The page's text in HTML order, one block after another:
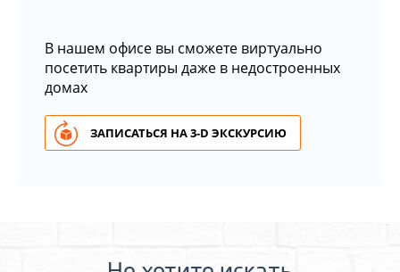
В нашем офисе вы сможете виртуально
посетить квартиры даже в недостроенных
домах
ЗАПИСАТЬСЯ НА 3-D ЭКСКУРСИЮ